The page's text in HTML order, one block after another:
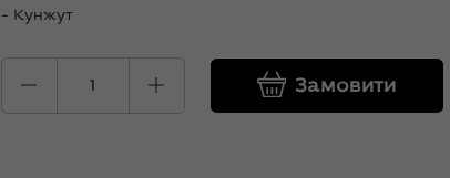
- Кунжут
Замовити